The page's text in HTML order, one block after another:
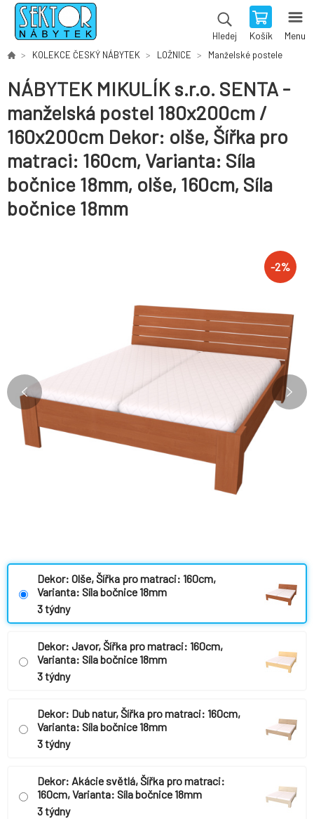
Hledej Košík Menu
KOLEKCE ČESKÝ NÁBYTEK LOŽNICE Manželské postele
NÁBYTEK MIKULÍK s.r.o. SENTA -
manželská postel 180x200cm /
160x200cm Dekor: olše, Šířka pro
matraci: 160cm, Varianta: Síla
bočnice 18mm, olše, 160cm, Síla
bočnice 18mm
-2%
Dekor: Olše, Šířka pro matraci: 160cm,
Varianta: Síla bočnice 18mm
3 týdny
Dekor: Javor, Šířka pro matraci: 160cm,
Varianta: Síla bočnice 18mm
3 týdny
Dekor: Dub natur, Šířka pro matraci: 160cm,
Varianta: Síla bočnice 18mm
3 týdny
Dekor: Akácie světlá, Šířka pro matraci:
160cm, Varianta: Síla bočnice 18mm
3 týdny